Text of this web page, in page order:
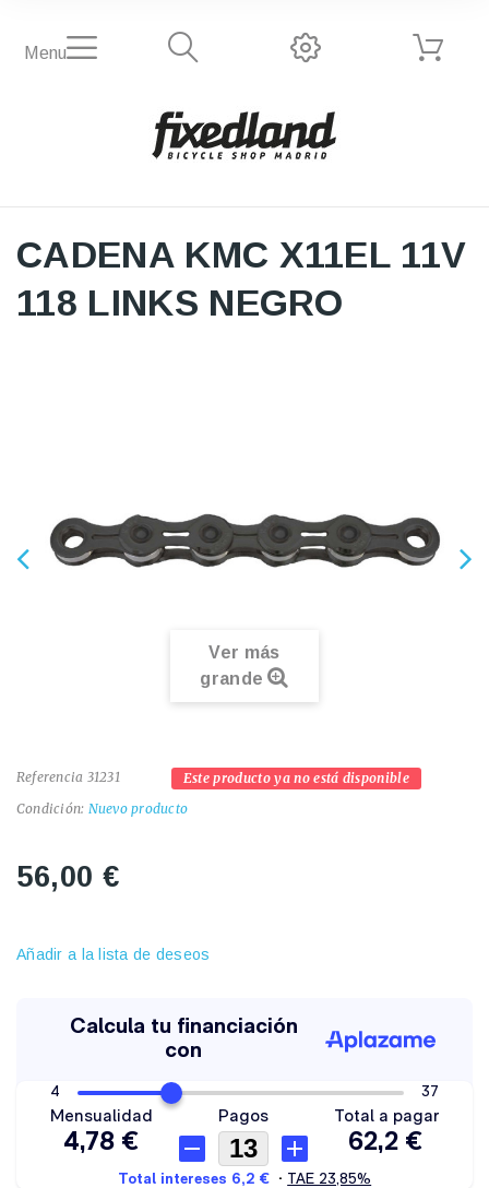
Menu
CADENA KMC X11EL 11V
118 LINKS NEGRO
Ver más
grande
Referencia 31231
Condición: Nuevo producto
Este producto ya no está disponible
56,00 €
Añadir a la lista de deseos